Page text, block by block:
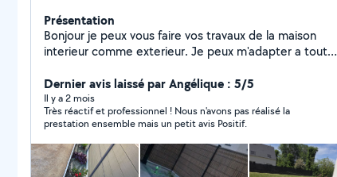
Présentation
Bonjour je peux vous faire vos travaux de la maison
interieur comme exterieur. Je peux m'adapter a toutes
a me contacter pour plus d'informations
Dernier avis laissé par Angélique : 5/5
Il y a 2 mois
Très réactif et professionnel ! Nous n'avons pas réalisé la
prestation ensemble mais un petit avis Positif.